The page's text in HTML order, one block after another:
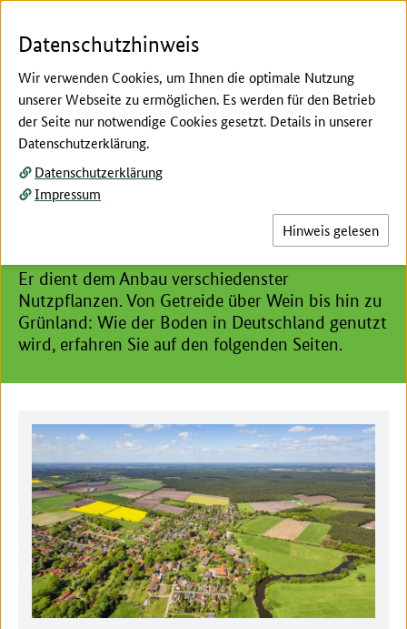
Hier beginnt der Hauptinhalt dieser Seite
Bodennutzung und pflanzliche
Er dient dem Anbau verschiedenster
Nutzpflanzen. Von Getreide über Wein bis hin zu
Grünland: Wie der Boden in Deutschland genutzt
wird, erfahren Sie auf den folgenden Seiten.
Datenschutzhinweis
Wir verwenden Cookies, um Ihnen die optimale Nutzung
unserer Webseite zu ermöglichen. Es werden für den Betrieb
der Seite nur notwendige Cookies gesetzt. Details in unserer
Datenschutzerklärung.
Datenschutzerklärung
Impressum
Hinweis gelesen